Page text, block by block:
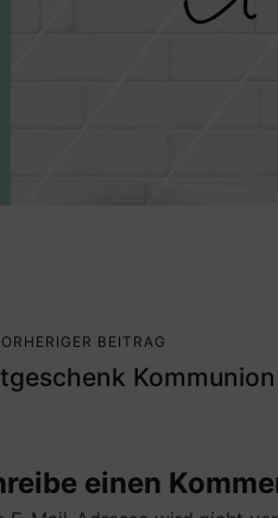
BEITRAG
einen